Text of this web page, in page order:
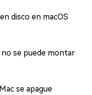
disco en macOS
se puede montar
se apague